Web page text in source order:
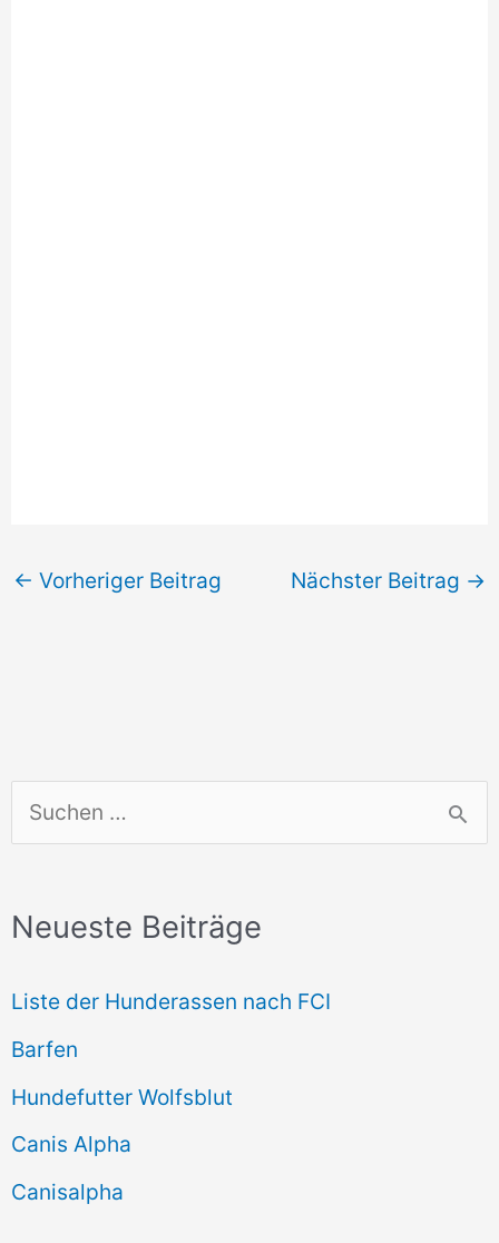
u
h
n
n
a
c
h
Neueste Beiträge
Liste der Hunderassen nach FCI
Barfen
Hundefutter Wolfsblut
Canis Alpha
Canisalpha
← Vorheriger Beitrag Nächster Beitrag →